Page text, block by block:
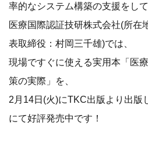
率的なシステム構築の支援をし
医療国際認証技研株式会社(所
表取締役：村岡三千雄)では、
現場ですぐに使える実用本「医
策の実際」を、
2月14日(火)にTKC出版より出
にて好評発売中です！